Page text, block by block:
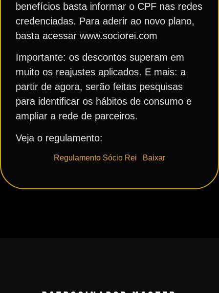
benefícios basta informar o CPF nas redes
credenciadas. Para aderir ao novo plano,
basta acessar www.sociorei.com
Importante: os descontos superam em
muito os reajustes aplicados. E mais: a
partir de agora, serão feitas pesquisas
para identificar os hábitos de consumo e
ampliar a rede de parceiros.
Veja o regulamento:
Regulamento Sócio Rei Baixar